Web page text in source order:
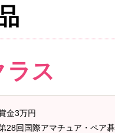
ス
金3万円
28回国際アマチュア・ペア